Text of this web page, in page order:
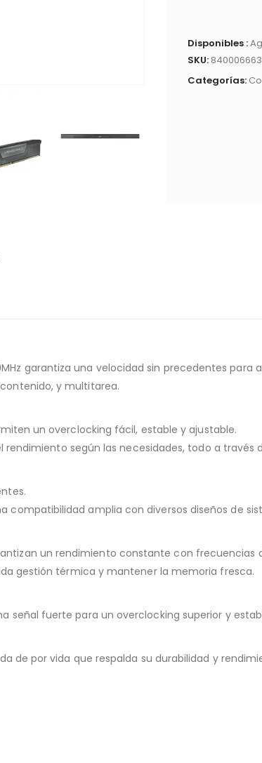
Disponibles :
SKU:
Categorías:
garantiza una velocidad sin precedentes
y multitarea.
un overclocking fácil, estable y ajustable.
rendimiento según las necesidades, todo a través
amplia con diversos diseños de
un rendimiento constante con frecuencias
gestión térmica y mantener la memoria fresca.
señal fuerte para un overclocking superior y
de por vida que respalda su durabilidad y